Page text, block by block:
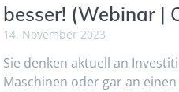
besser! (Webinar |
14. November 2023
Sie denken aktuell an
Maschinen oder gar an